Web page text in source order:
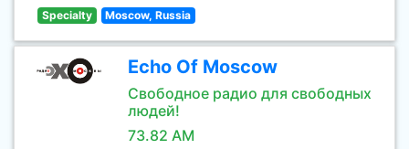
Specialty Moscow, Russia
Echo Of Moscow
Свободное радио для свободных
людей!
73.82 AM